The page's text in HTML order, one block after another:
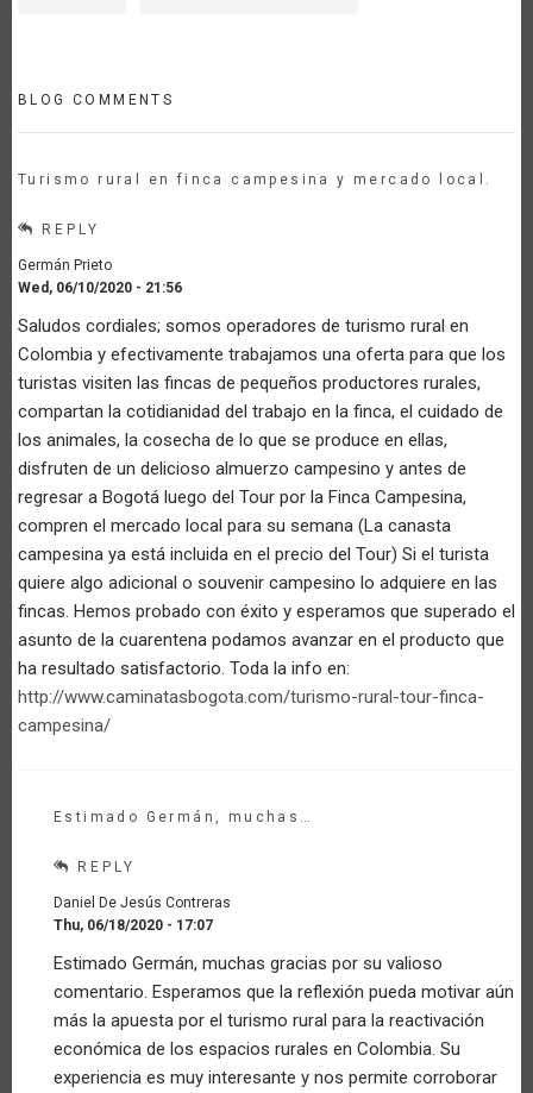
BLOG COMMENTS
Turismo rural en finca campesina y mercado local.
REPLY
Germán Prieto
Wed, 06/10/2020 - 21:56
Saludos cordiales; somos operadores de turismo rural en
Colombia y efectivamente trabajamos una oferta para que los
turistas visiten las fincas de pequeños productores rurales,
compartan la cotidianidad del trabajo en la finca, el cuidado de
los animales, la cosecha de lo que se produce en ellas,
disfruten de un delicioso almuerzo campesino y antes de
regresar a Bogotá luego del Tour por la Finca Campesina,
compren el mercado local para su semana (La canasta
campesina ya está incluida en el precio del Tour) Si el turista
quiere algo adicional o souvenir campesino lo adquiere en las
fincas. Hemos probado con éxito y esperamos que superado el
asunto de la cuarentena podamos avanzar en el producto que
ha resultado satisfactorio. Toda la info en:
http://www.caminatasbogota.com/turismo-rural-tour-finca-
campesina/
Estimado Germán, muchas…
REPLY
Daniel De Jesús Contreras
Thu, 06/18/2020 - 17:07
reply
to
Turismo
en
finca
Estimado Germán, muchas gracias por su valioso
comentario. Esperamos que la reflexión pueda motivar aún
más la apuesta por el turismo rural para la reactivación
económica de los espacios rurales en Colombia. Su
experiencia es muy interesante y nos permite corroborar